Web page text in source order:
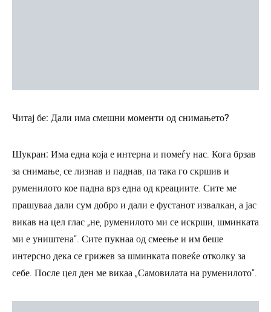
Читај бе: Дали има смешни моменти од снимањето?
Шукран: Има една која е интерна и помеѓу нас. Кога брзав
за снимање, се лизнав и паднав, па така го скршив и
руменилото кое падна врз една од креациите. Сите ме
прашуваа дали сум добро и дали е фустанот извалкан, а јас
викав на цел глас „не, руменилото ми се искрши, шминката
ми е уништена“. Сите пукнаа од смеење и им беше
интерсно дека се грижев за шминката повеќе отколку за
себе. После цел ден ме викаа „Самовилата на руменилото“.